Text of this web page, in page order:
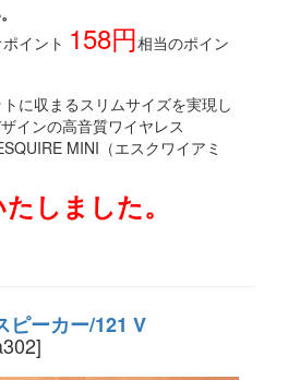
イント 158円相当のポイン
に収まるスリムサイズを実現し
インの高音質ワイヤレス
MINI（エスクワイアミ
しました。
ピーカー/121 V